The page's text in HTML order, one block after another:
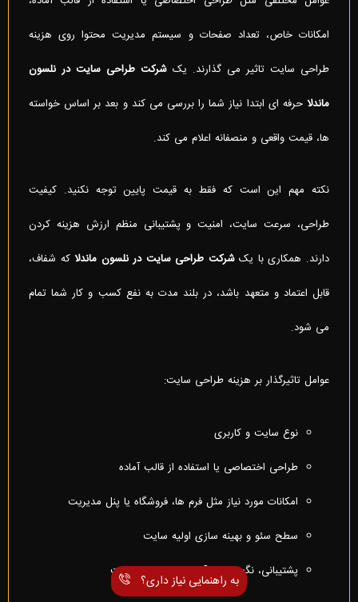
امکانات خاص، تعداد صفحات و سیستم مدیریت محتوا روی هزینه
طراحی سایت تاثیر می گذارند. یک شرکت طراحی سایت در نلسون
ماندلا حرفه ای ابتدا نیاز شما را بررسی می کند و بعد بر اساس خواسته
ها، قیمت واقعی و منصفانه اعلام می کند.
نکته مهم این است که فقط به قیمت پایین توجه نکنید. کیفیت
طراحی، سرعت سایت، امنیت و پشتیبانی منظم ارزش هزینه کردن
دارند. همکاری با یکشرکت طراحی سایت در نلسون ماندلاکه شفاف،
قابل اعتماد و متعهد باشد، در بلند مدت به نفع کسب و کار شما تمام
می شود.
عوامل تاثیرگذار بر هزینه طراحی سایت:
نوع سایت و کاربری
طراحی اختصاصی یا استفاده از قالب آماده
امکانات مورد نیاز مثل فرم ها، فروشگاه یا پنل مدیریت
سطح سئو و بهینه سازی اولیه سایت
پشتیبانی، نگهداری و آموزش مدیریت سایت
به راهنمایی نیاز داری؟